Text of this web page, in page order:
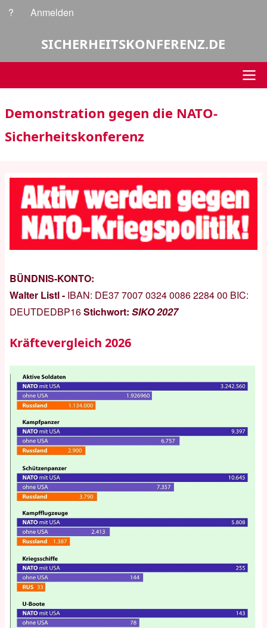
Direkt
Benutzermenü
? Anmelden
SICHERHEITSKONFERENZ.DE
Hauptnavigation
Demonstration gegen die NATO-
Sicherheitskonferenz
BÜNDNIS-KONTO:
Walter Listl - IBAN: DE37 7007 0324 0086 2284 00 BIC:
DEUTDEDBP16Stichwort: SIKO 2027
Kräftevergleich 2026